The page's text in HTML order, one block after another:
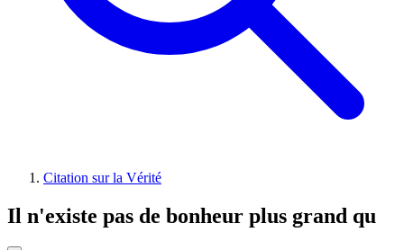
Citation sur la Vérité
Il n'existe pas de bonheur plus grand qu